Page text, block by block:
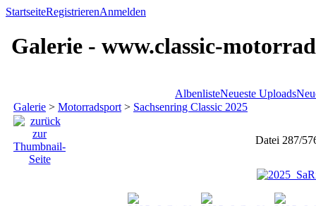
StartseiteRegistrierenAnmelden
Galerie - www.classic-
AlbenlisteNeueste Uploads
Galerie > Motorradsport > Sachsenring Classic 2025
Datei 287/